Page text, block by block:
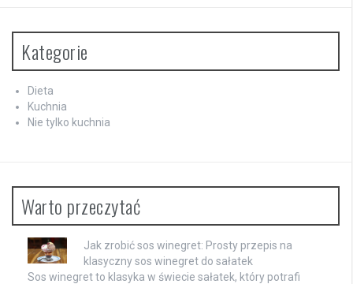
Kategorie
Dieta
Kuchnia
Nie tylko kuchnia
Warto przeczytać
Jak zrobić sos winegret: Prosty przepis na
klasyczny sos winegret do sałatek
Sos winegret to klasyka w świecie sałatek, który potrafi